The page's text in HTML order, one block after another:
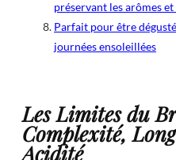
préservant les arômes
Parfait pour être
journées ensoleillées
Les Limites du
Complexité,
Acidité